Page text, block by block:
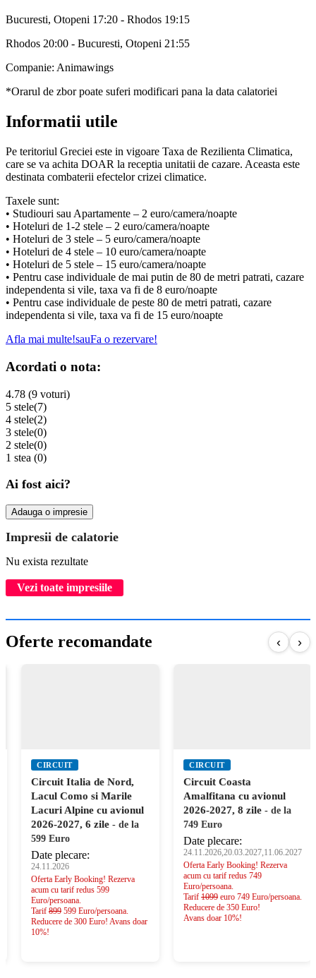
Bucuresti, Otopeni 17:20 - Rhodos 19:15
Rhodos 20:00 - Bucuresti, Otopeni 21:55
Companie: Animawings
*Orarul de zbor poate suferi modificari pana la data calatoriei
Informatii utile
Pe teritoriul Greciei este in vigoare Taxa de Rezilienta Climatica,
care se va achita DOAR la receptia unitatii de cazare. Aceasta este
destinata combaterii efectelor crizei climatice.
Taxele sunt:
• Studiouri sau Apartamente – 2 euro/camera/noapte
• Hoteluri de 1-2 stele – 2 euro/camera/noapte
• Hoteluri de 3 stele – 5 euro/camera/noapte
• Hoteluri de 4 stele – 10 euro/camera/noapte
• Hoteluri de 5 stele – 15 euro/camera/noapte
• Pentru case individuale de mai putin de 80 de metri patrati, cazare
independenta si vile, taxa va fi de 8 euro/noapte
• Pentru case individuale de peste 80 de metri patrati, cazare
independenta si vile, taxa va fi de 15 euro/noapte
Afla mai multe!sauFa o rezervare!
Acordati o nota:
4.78 (9 voturi)
5 stele(7)
4 stele(2)
3 stele(0)
2 stele(0)
1 stea (0)
Ai fost aici?
Adauga o impresie
Impresii de calatorie
Nu exista rezultate
Vezi toate impresiile
Oferte recomandate ‹ ›
CIRCUIT
Circuit Italia de Nord,
Lacul Como si Marile
Lacuri Alpine cu avionul
2026-2027, 6 zile- de la
599 Euro
Date plecare:
24.11.2026
Oferta Early Booking! Rezerva
acum cu tarif redus 599
Euro/persoana.
Tarif899599 Euro/persoana.
Reducere de 300 Euro! Avans doar
10%!
CIRCUIT
Circuit Coasta
Amalfitana cu avionul
2026-2027, 8 zile- de la
749 Euro
Date plecare:
24.11.2026,20.03.2027,11.06.2027
Oferta Early Booking! Rezerva
acum cu tarif redus 749
Euro/persoana.
Tarif1099euro 749 Euro/persoana.
Reducere de 350 Euro!
Avans doar 10%!